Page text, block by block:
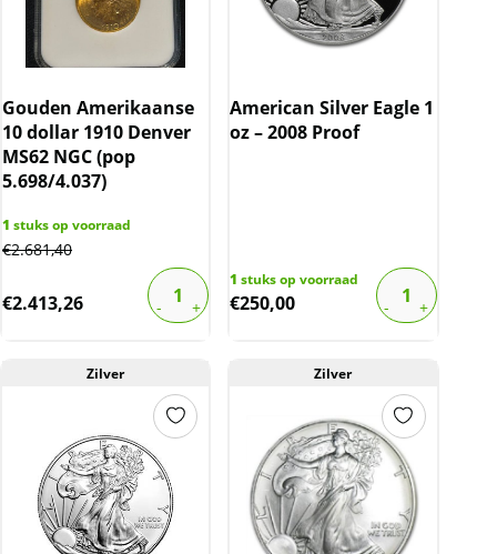
Gouden Amerikaanse
10 dollar 1910 Denver
MS62 NGC (pop
5.698/4.037)
1 stuks op voorraad
€2.681,40
€2.413,26
American Silver Eagle 1
oz – 2008 Proof
1 stuks op voorraad
€250,00
Zilver Zilver